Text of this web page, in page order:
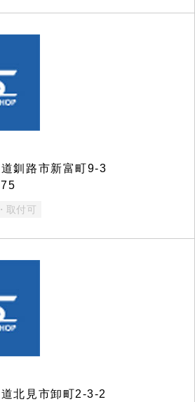
釧路市新富町9-3
取付可
北見市卸町2-3-2